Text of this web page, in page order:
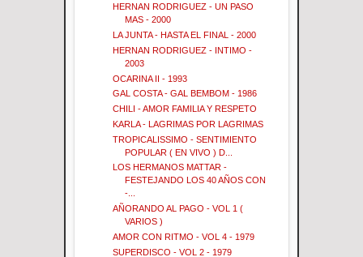
HERNAN RODRIGUEZ - UN PASO
MAS - 2000
LA JUNTA - HASTA EL FINAL - 2000
HERNAN RODRIGUEZ - INTIMO -
2003
OCARINA II - 1993
GAL COSTA - GAL BEMBOM - 1986
CHILI - AMOR FAMILIA Y RESPETO
KARLA - LAGRIMAS POR LAGRIMAS
TROPICALISSIMO - SENTIMIENTO
POPULAR ( EN VIVO ) D...
LOS HERMANOS MATTAR -
FESTEJANDO LOS 40 AÑOS CON
-...
AÑORANDO AL PAGO - VOL 1 (
VARIOS )
AMOR CON RITMO - VOL 4 - 1979
SUPERDISCO - VOL 2 - 1979